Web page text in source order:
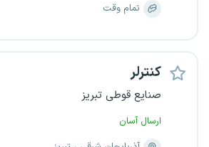
تمام وقت
کنترلر
صنایع قوطی تبریز
ارسال آسان